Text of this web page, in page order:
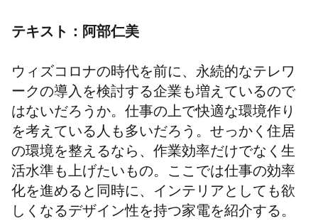
テキスト：阿部仁美
ウィズコロナの時代を前に、永続的なテレワ
ークの導入を検討する企業も増えているので
はないだろうか。仕事の上で快適な環境作り
を考えている人も多いだろう。せっかく住居
の環境を整えるなら、作業効率だけでなく生
活水準も上げたいもの。ここでは仕事の効率
化を進めると同時に、インテリアとしても欲
しくなるデザイン性を持つ家電を紹介する。